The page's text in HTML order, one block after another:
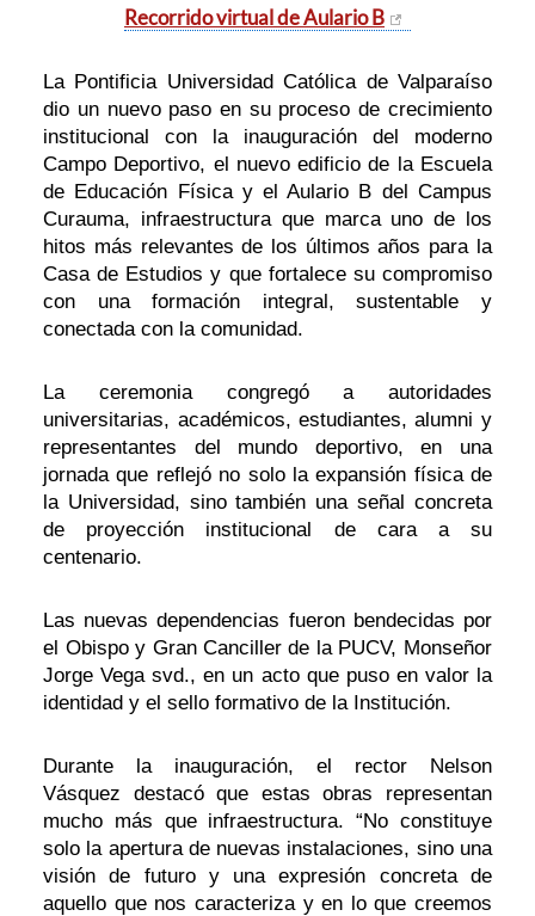
Recorrido virtual de Aulario B
La Pontificia Universidad Católica de Valparaíso
dio un nuevo paso en su proceso de crecimiento
institucional con la inauguración del moderno
Campo Deportivo, el nuevo edificio de la Escuela
de Educación Física y el Aulario B del Campus
Curauma, infraestructura que marca uno de los
hitos más relevantes de los últimos años para la
Casa de Estudios y que fortalece su compromiso
con una formación integral, sustentable y
conectada con la comunidad.
La ceremonia congregó a autoridades
universitarias, académicos, estudiantes, alumni y
representantes del mundo deportivo, en una
jornada que reflejó no solo la expansión física de
la Universidad, sino también una señal concreta
de proyección institucional de cara a su
centenario.
Las nuevas dependencias fueron bendecidas por
el Obispo y Gran Canciller de la PUCV, Monseñor
Jorge Vega svd., en un acto que puso en valor la
identidad y el sello formativo de la Institución.
Durante la inauguración, el rector Nelson
Vásquez destacó que estas obras representan
mucho más que infraestructura. “No constituye
solo la apertura de nuevas instalaciones, sino una
visión de futuro y una expresión concreta de
aquello que nos caracteriza y en lo que creemos